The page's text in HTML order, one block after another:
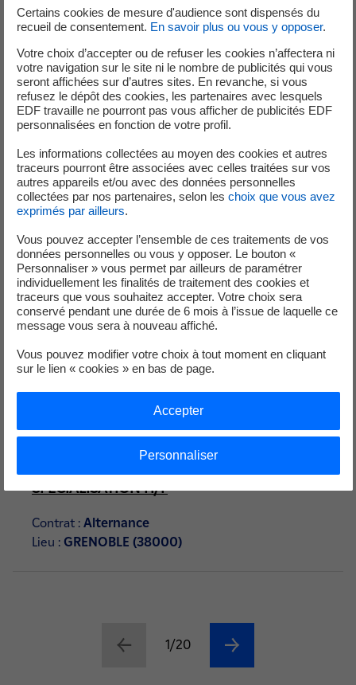
ALTERNANCE - TECHNICIEN DE
SPÉCIALISATION H/F
Contrat :Alternance
Lieu :CLERMONT-FERRAND (63000)
10 Août 2026
ALTERNANCE - TECHNICIEN DE
MAINTENANCE CVC - CERTIFICAT DE
SPÉCIALISATION H/F
Contrat :Alternance
Lieu :DIJON (21000)
MAINTENANCE CVC - CERTIFICAT DE
SPÉCIALISATION H/F
Contrat : Alternance
Lieu : GRENOBLE (38000)
1/20
Certains cookies de mesure d'audience sont dispensés du
recueil de consentement. En savoir plus ou vous y opposer.
Votre choix d’accepter ou de refuser les cookies n’affectera ni
votre navigation sur le site ni le nombre de publicités qui vous
seront affichées sur d’autres sites. En revanche, si vous
refusez le dépôt des cookies, les partenaires avec lesquels
EDF travaille ne pourront pas vous afficher de publicités EDF
personnalisées en fonction de votre profil.
Les informations collectées au moyen des cookies et autres
traceurs pourront être associées avec celles traitées sur vos
autres appareils et/ou avec des données personnelles
collectées par nos partenaires, selon les choix que vous avez
exprimés par ailleurs.
Vous pouvez accepter l’ensemble de ces traitements de vos
données personnelles ou vous y opposer. Le bouton «
Personnaliser » vous permet par ailleurs de paramétrer
individuellement les finalités de traitement des cookies et
traceurs que vous souhaitez accepter. Votre choix sera
conservé pendant une durée de 6 mois à l’issue de laquelle ce
message vous sera à nouveau affiché.
Vous pouvez modifier votre choix à tout moment en cliquant
sur le lien « cookies » en bas de page.
Personnaliser
Accepter